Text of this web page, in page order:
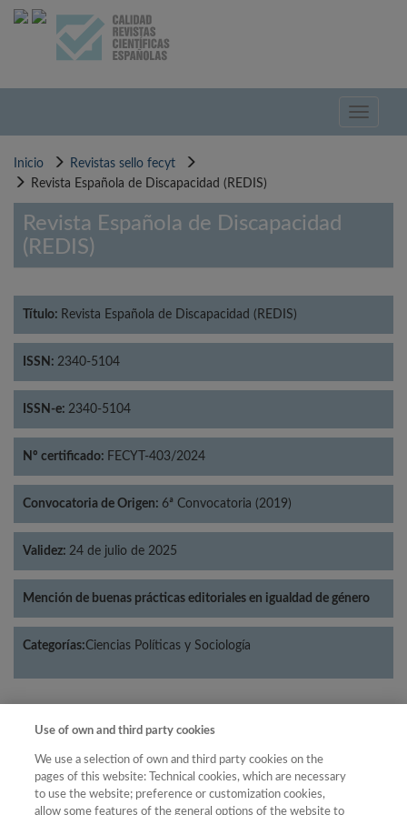
Pasar
Toggle
Inicio
Revistas sello fecyt
Revista Española de Discapacidad (REDIS)
Revista Española de Discapacidad
(REDIS)
Título: Revista Española de Discapacidad (REDIS)
ISSN: 2340-5104
ISSN-e: 2340-5104
Nº certificado: FECYT-403/2024
Convocatoria de Origen: 6ª Convocatoria (2019)
Validez: 24 de julio de 2025
Mención de buenas prácticas editoriales en igualdad de género
Categorías:Ciencias Políticas y Sociología
Año
Año Filtrar
Use of own and third party cookies
We use a selection of own and third party cookies on the
pages of this website: Technical cookies, which are necessary
to use the website; preference or customization cookies,
allow some features of the general options of the website to